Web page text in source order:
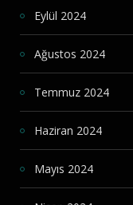
Eylül 2024
Ağustos 2024
Temmuz 2024
Haziran 2024
Mayıs 2024